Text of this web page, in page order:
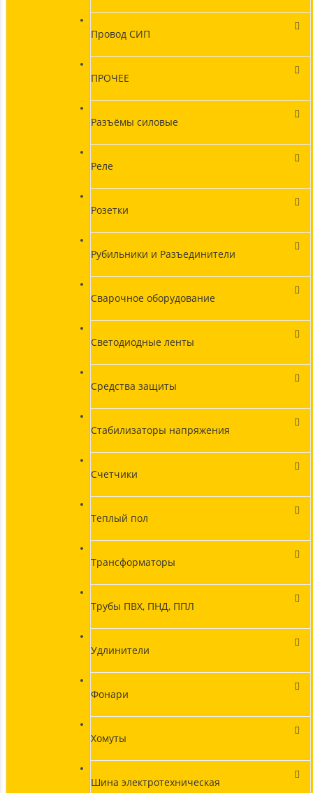
Провод СИП
ПРОЧЕЕ
Разъёмы силовые
Реле
Розетки
Рубильники и Разъединители
Сварочное оборудование
Светодиодные ленты
Средства защиты
Стабилизаторы напряжения
Счетчики
Теплый пол
Трансформаторы
Трубы ПВХ, ПНД, ППЛ
Удлинители
Фонари
Хомуты
Шина электротехническая